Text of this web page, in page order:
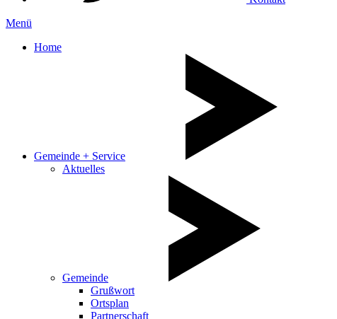
Menü
Home
Gemeinde + Service
Aktuelles
Gemeinde
Grußwort
Ortsplan
Partnerschaft